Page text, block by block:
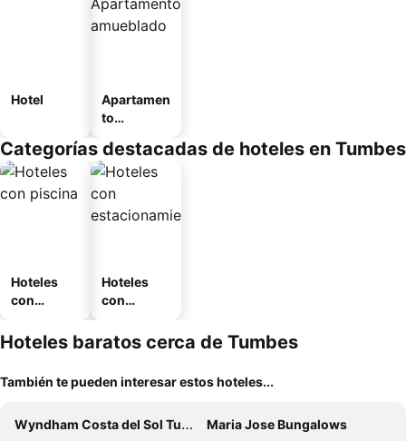
Hotel
Apartamen
to
o
Categorías destacadas de hoteles en Tumbes
Hoteles
con
Hoteles
con
miento
Hoteles baratos cerca de Tumbes
También te pueden interesar estos hoteles...
Wyndham Costa del Sol Tumbes
Maria Jose Bungalows